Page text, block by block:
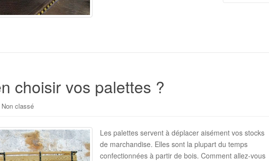
choisir vos palettes ?
Non classé
Les palettes servent à déplacer aisément vos stocks
de marchandise. Elles sont la plupart du temps
confectionnées à partir de bois. Comment allez-vous